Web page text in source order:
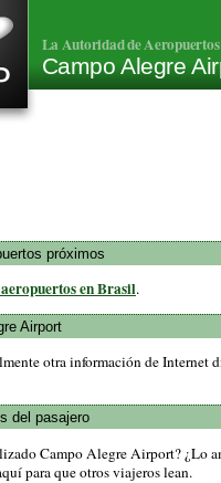
La Autoridad de Aeropuertos
Campo Alegre
próximos
en Brasil.
Airport
otra información de Internet
del pasajero
Campo Alegre Airport? ¿Lo
para que otros viajeros lean.